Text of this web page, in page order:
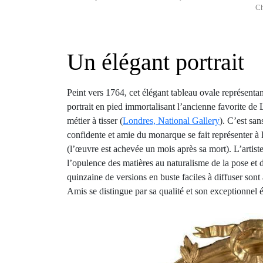
Un élégant portrait
Peint vers 1764, cet élégant tableau ovale
portrait en pied immortalisant l’ancienne favorite de
métier à tisser (Londres, National Gallery). C’est
confidente et amie du monarque se fait représenter
(l’œuvre est achevée un mois après sa mort).
l’opulence des matières au naturalisme de la pose
quinzaine de versions en buste faciles à diffuser
Amis se distingue par sa qualité et son exceptionnel